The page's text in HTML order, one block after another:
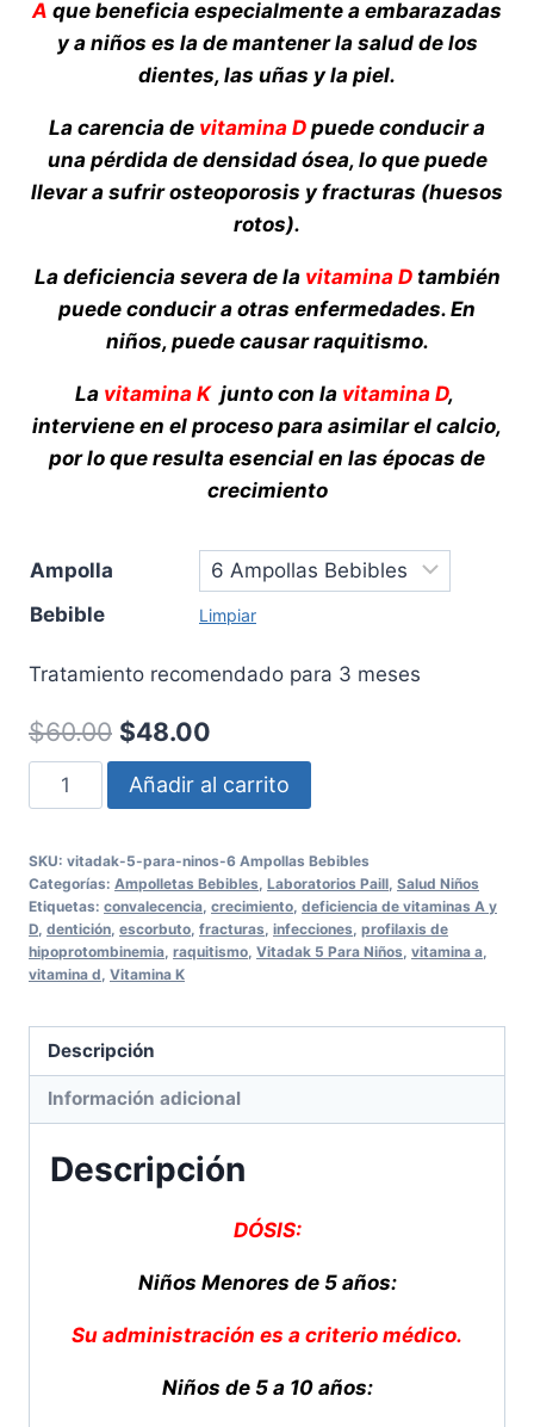
A que beneficia especialmente a embarazadas
y a niños es la de mantener la salud de los
dientes, las uñas y la piel.
La carencia de vitamina D puede conducir a
una pérdida de densidad ósea, lo que puede
llevar a sufrir osteoporosis y fracturas (huesos
rotos).
La deficiencia severa de la vitamina Dtambién
puede conducir a otras enfermedades. En
niños, puede causar raquitismo.
La vitamina Kjunto con la vitamina D,
interviene en el proceso para asimilar el calcio,
por lo que resulta esencial en las épocas de
crecimiento
Ampolla
Bebible
Limpiar
Tratamiento recomendado para 3 meses
$60.00 El
precio
original
era:
$60.00.
$48.00
precio
actual
es:
$48.00.
Vitadak
5
Niños
cantidad
Añadir al carrito
SKU: vitadak-5-para-ninos-6 Ampollas Bebibles
Categorías: Ampolletas Bebibles, Laboratorios Paill, Salud Niños
Etiquetas: convalecencia, crecimiento, deficiencia de vitaminas A y
D, dentición, escorbuto, fracturas, infecciones, profilaxis de
hipoprotombinemia, raquitismo, Vitadak 5 Para Niños, vitamina a,
vitamina d, Vitamina K
Descripción
Información adicional
Descripción
DÓSIS:
Niños Menores de 5 años:
Su administración es a criterio médico.
Niños de 5 a 10 años: